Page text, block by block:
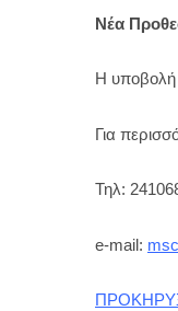
Νέα
Η υποβολή
Για
Τηλ:
e-mail: